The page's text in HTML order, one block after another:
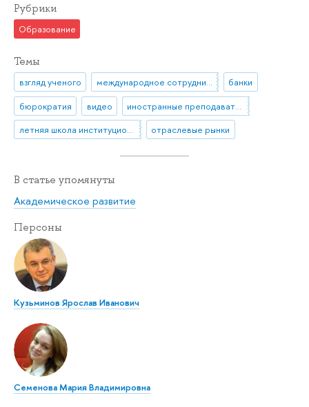
Рубрики
Образование
Темы
взгляд ученого международное сотрудничество
банки
бюрократия
видео
иностранные преподаватели и исследователи
летняя школа институционального анализа
отраслевые рынки
В статье упомянуты
Академическое развитие
Персоны
Кузьминов Ярослав Иванович
Семенова Мария Владимировна